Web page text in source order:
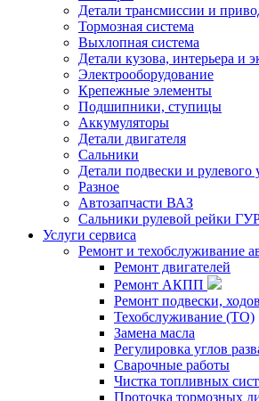
Детали трансмиссии и
Тормозная система
Выхлопная система
Детали кузова, интерьера и
Электрооборудование
Крепежные элементы
Подшипники, ступицы
Аккумуляторы
Детали двигателя
Сальники
Детали подвески и рулевого
Разное
Автозапчасти ВАЗ
Сальники рулевой рейки
Услуги сервиса
Ремонт и техобслуживание
Ремонт двигателей
Ремонт АКПП
Ремонт подвески,
Техобслуживание (ТО)
Замена масла
Регулировка углов
Сварочные работы
Чистка топливных
Проточка тормозных